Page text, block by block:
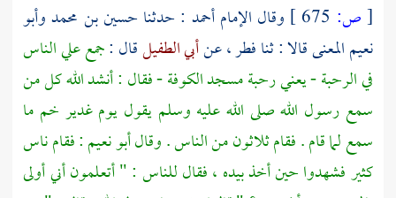
[ص: وقال الإمامأحمد : حدثنا حسين بن محمدوأبو
نعيمالمعنى قالا : ثنافطر، عنأبي الطفيلقال :جمع علي الناس
في الرحبة - يعني رحبةمسجد الكوفة- فقال : أنشد الله كل من
سمع رسول الله صلى الله عليه وسلم يقول يومغدير خم ما
سمع لما قام . فقام ثلاثون من الناس . وقالأبو نعيم: فقام ناس
كثير فشهدوا حين أخذ بيده ، فقال للناس : " أتعلمون أني أولى